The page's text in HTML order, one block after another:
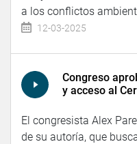
a los conflictos
12-03-2025
Congreso
y acceso al
El congresista Alex
de su autoría, que